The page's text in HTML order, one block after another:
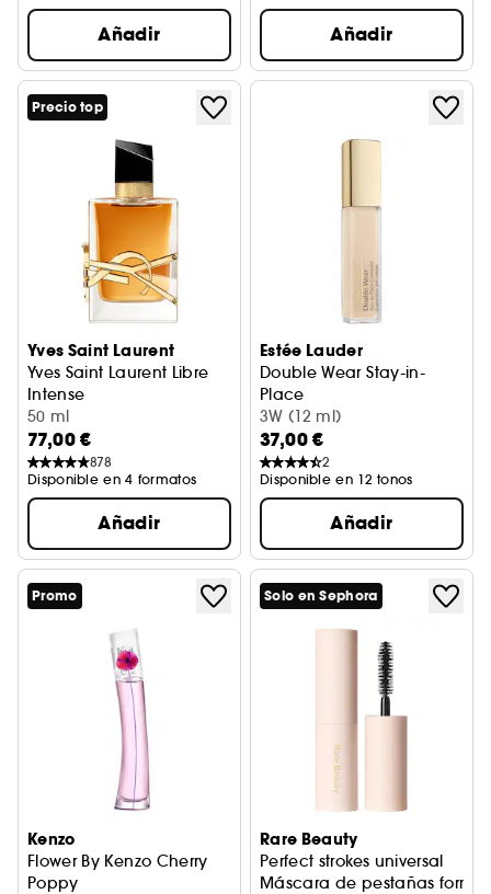
Añadir Añadir
Precio top
Yves Saint Laurent
Yves Saint Laurent Libre
Intense
Perfume de mujer
50 ml
77,00 €
878
Disponible en 4 formatos
Añadir
Estée Lauder
Double Wear Stay-in-
Place
Corrector
3W (12 ml)
37,00 €
2
Disponible en 12 tonos
Añadir
Promo
Kenzo
Flower By Kenzo Cherry
Poppy
Solo en Sephora
Rare Beauty
Perfect strokes universal
Máscara de pestañas